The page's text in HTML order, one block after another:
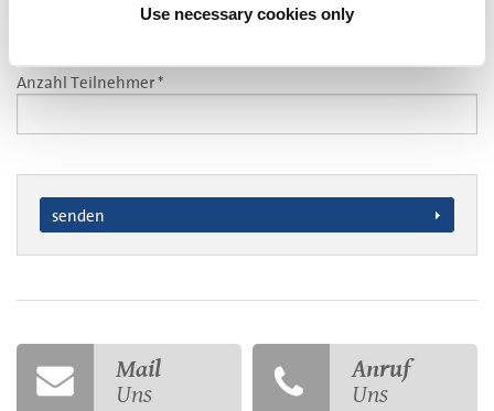
Use necessary cookies only
Anzahl Teilnehmer *
senden
Mail
Uns
Anruf
Uns